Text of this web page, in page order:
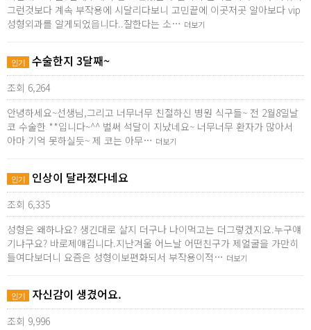
그런것보다 계속 부작용에 시달리다보니 고민끝에 이곳저곳 알아보다 vip
성형외과를 알게되었읍니다..잘한다는 소… 더보기
인기 수술한지 3달째~
조회 6,264
안녕하세요~선생님,그리고 너무너무 친절하신 병원 식구들~ 전 2월8일날
코 수술한 **입니다~^^ 벌써 석달이 지났네요~ 너무너무 환자가 많아서
아마 기억 못하실듯~ 제 코는 아무… 더보기
인기 인상이 달라졌다네요
조회 6,335
성형은 왜하나요? 생긴대로 살지 더구나 나이먹고는 더그렇겠지요.누구얘
기냐구요? 바로제얘깁니다.지난겨울 어느날 어떤친구가 제얼굴을 가만히
들여다보더니 요즘은 성형이보편화되서 부작용이적… 더보기
인기 자신감이 생겼어요.
조회 9,996